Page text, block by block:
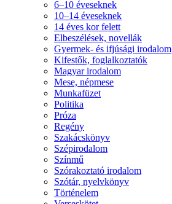
6–10 éveseknek
10–14 éveseknek
14 éves kor felett
Elbeszélések, novellák
Gyermek- és ifjúsági irodalom
Kifestők, foglalkoztatók
Magyar irodalom
Mese, népmese
Munkafüzet
Politika
Próza
Regény
Szakácskönyv
Szépirodalom
Színmű
Szórakoztató irodalom
Szótár, nyelvkönyv
Történelem